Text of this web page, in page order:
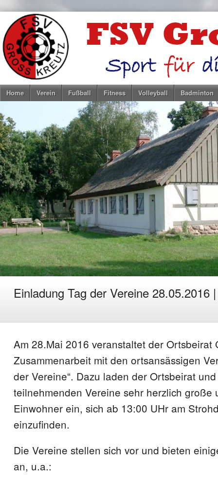
Home Verein Fußball Fitness Volleyball Badminton
Einladung Tag der Vereine 28.05.2016
Am 28.Mai 2016 veranstaltet der Ortsbeirat
Zusammenarbeit mit den ortsansässigen
der Vereine“. Dazu laden der Ortsbeirat
teilnehmenden Vereine sehr herzlich große
Einwohner ein, sich ab 13:00 UHr am
einzufinden.
Die Vereine stellen sich vor und bieten
an, u.a.: